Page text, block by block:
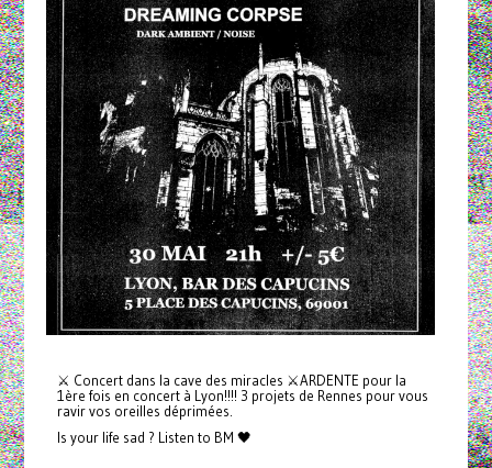
⚔ Concert dans la cave des miracles ⚔ARDENTE pour la
1ère fois en concert à Lyon!!!! 3 projets de Rennes pour vous
ravir vos oreilles déprimées.
Is your life sad ? Listen to BM 🖤